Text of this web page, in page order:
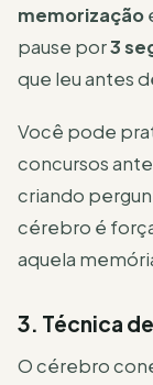
memorização
pause por3
que leu antes
Você pode
concursos
criando
cérebro é
aquela
3. Técnica
O cérebro